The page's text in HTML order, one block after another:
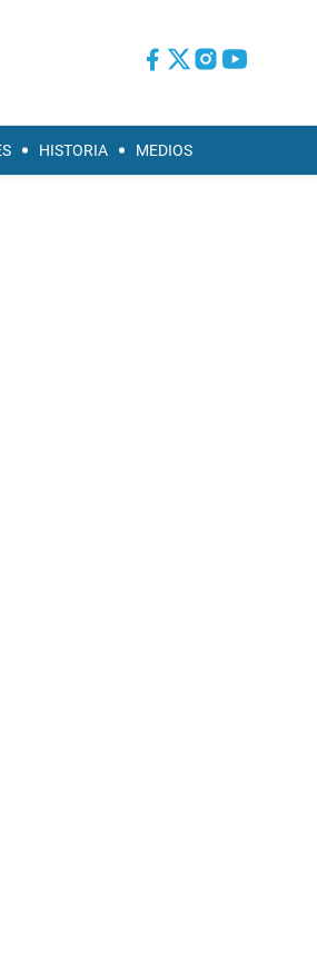
HISTORIA MEDIOS